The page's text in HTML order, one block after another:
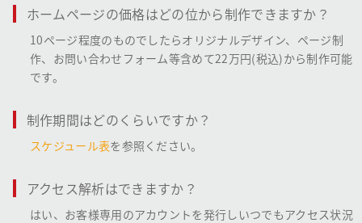
ホームページの価格はどの位から制作できますか？
10ページ程度のものでしたらオリジナルデザイン、ページ制
作、お問い合わせフォーム等含めて22万円(税込)から制作可能
です。
制作期間はどのくらいですか？
スケジュール表を参照ください。
アクセス解析はできますか？
はい、お客様専用のアカウントを発行しいつでもアクセス状況